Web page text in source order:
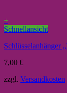
+
Schnellansicht
Schlüsselanhänger
7,00 €
zzgl. Versandkosten